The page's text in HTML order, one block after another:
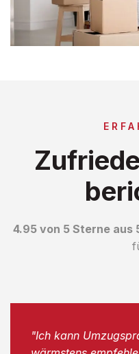
4.95 von 5 Sterne aus
"Ich kann